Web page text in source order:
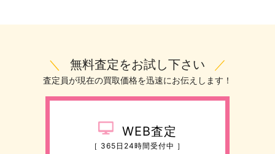
＼ 無料査定をお試し下さい ／
査定員が現在の買取価格を迅速にお伝えします！
WEB査定
［ 365日24時間受付中 ］